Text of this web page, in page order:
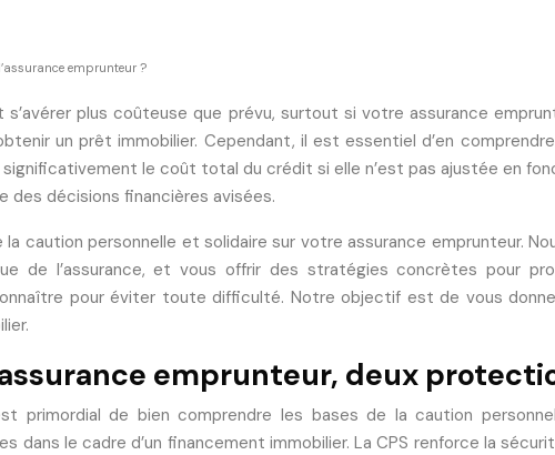
emprunteur ?
plus coûteuse que prévu, surtout si votre assurance
un prêt immobilier. Cependant, il est essentiel d’en
le coût total du crédit si elle n’est pas ajustée en
des décisions financières avisées.
caution personnelle et solidaire sur votre assurance emprunteur.
de l’assurance, et vous offrir des stratégies concrètes pour
pour éviter toute difficulté. Notre objectif est de vous
emprunteur, deux
primordial de bien comprendre les bases de la caution
le cadre d’un financement immobilier. La CPS renforce la